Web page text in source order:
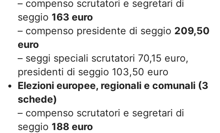
– compenso scrutatori e segretari di
seggio 163 euro
– compenso presidente di seggio 209,50
euro
– seggi speciali scrutatori 70,15 euro,
presidenti di seggio 103,50 euro
Elezioni europee, regionali e comunali (3
schede)
– compenso scrutatori e segretari di
seggio 188 euro